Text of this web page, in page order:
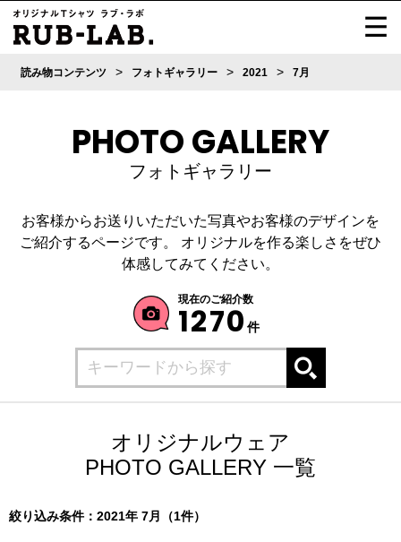
読み物コンテンツ > フォトギャラリー > 2021 > 7月
PHOTO GALLERY
フォトギャラリー
お客様からお送りいただいた写真やお客様のデザインを
ご紹介するページです。
オリジナルを作る楽しさをぜひ
体感してみてください。
現在のご紹介数
1270 件
オリジナルウェア
PHOTO GALLERY 一覧
絞り込み条件：2021年 7月（1件）